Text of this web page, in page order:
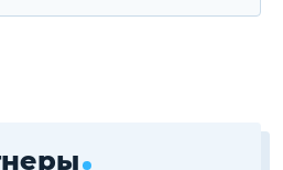
в кредит